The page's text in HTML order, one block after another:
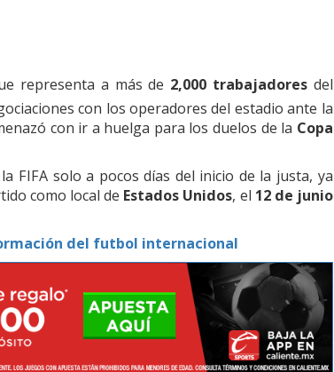
representa a más de 2,000 trabajadoresdel
con los operadores del estadio ante la
con ir a huelga para los duelos de la Copa
FIFA solo a pocos días del inicio de la justa, ya
como local de Estados Unidos, el 12 de junio
del futbol internacional